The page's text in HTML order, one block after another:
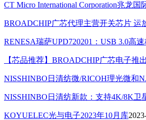
CT Micro International Corporation兆龙
BROADCHIP广芯代理主营开关芯片
RENESA瑞萨UPD720201：USB 3.0高
【芯品推荐】BROADCHIP广芯电子推
NISSHINBO日清纺微/RICOH理光微和
NISSHINBO日清纺新款：支持4K/8K卫
KOYUELEC光与电子2023年10月库